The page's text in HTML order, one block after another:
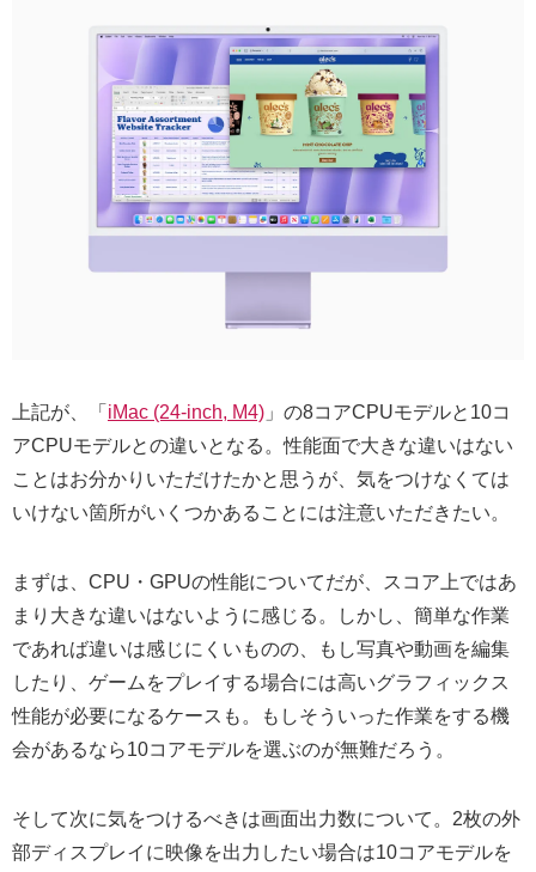
上記が、「 iMac (24-inch, M4) 」の8コアCPUモデルと10コ
アCPUモデルとの違いとなる。性能面で大きな違いはない
ことはお分かりいただけたかと思うが、気をつけなくては
いけない箇所がいくつかあることには注意いただきたい。
まずは、CPU・GPUの性能についてだが、スコア上ではあ
まり大きな違いはないように感じる。しかし、簡単な作業
であれば違いは感じにくいものの、もし写真や動画を編集
したり、ゲームをプレイする場合には高いグラフィックス
性能が必要になるケースも。もしそういった作業をする機
会があるなら10コアモデルを選ぶのが無難だろう。
そして次に気をつけるべきは画面出力数について。2枚の外
部ディスプレイに映像を出力したい場合は10コアモデルを